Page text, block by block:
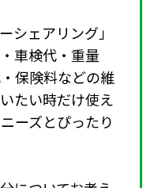
シェアリング」
車検代・重量
保険料などの維
たい時だけ使え
ーズとぴったり